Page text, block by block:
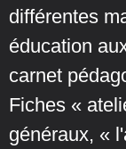
différentes
éducation
carnet
Fiches «
généraux, «